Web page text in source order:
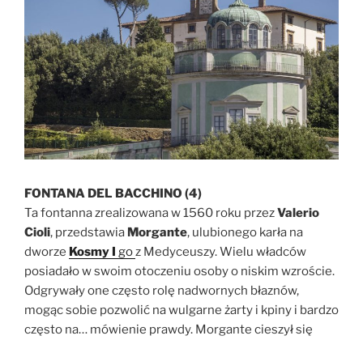
FONTANA DEL BACCHINO (4)
Ta fontanna zrealizowana w 1560 roku przezValerio
Cioli, przedstawia Morgante, ulubionego karła na
dworze Kosmy I goz Medyceuszy. Wielu władców
posiadało w swoim otoczeniu osoby o niskim wzroście.
Odgrywały one często rolę nadwornych błaznów,
mogąc sobie pozwolić na wulgarne żarty i kpiny i bardzo
często na… mówienie prawdy. Morgante cieszył się